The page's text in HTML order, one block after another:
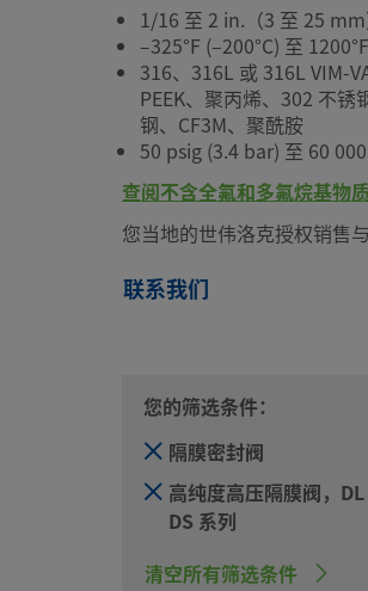
1/16 至 2 in.（3 至 25 mm
–325°F (–200°C) 至
316、316L 或 316L VIM-
PEEK、聚丙烯、302 不
钢、CF3M、聚酰胺
50 psig (3.4 bar) 至 60
查阅不含全氟和多氟烷基物
您当地的世伟洛克授权销售
联系我们
您的筛选条件：
隔膜密封阀
高纯度高压隔膜阀，
DS 系列
清空所有筛选条件